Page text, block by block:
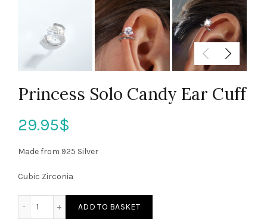
Princess Solo Candy Ear Cuff
29.95$
Made from 925 Silver
Cubic Zirconia
ADD TO BASKET